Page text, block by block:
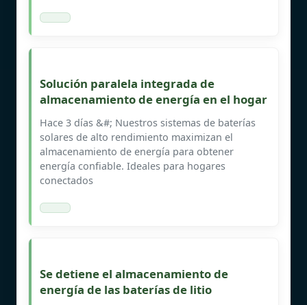
Solución paralela integrada de
almacenamiento de energía en el hogar
Hace 3 días &#; Nuestros sistemas de baterías
solares de alto rendimiento maximizan el
almacenamiento de energía para obtener
energía confiable. Ideales para hogares
conectados
Se detiene el almacenamiento de
energía de las baterías de litio